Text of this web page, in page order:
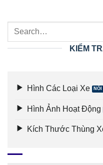
KIỂM
Hình Các Loại Xe
Hình Ảnh Hoạt Động
Kích Thước Thùng